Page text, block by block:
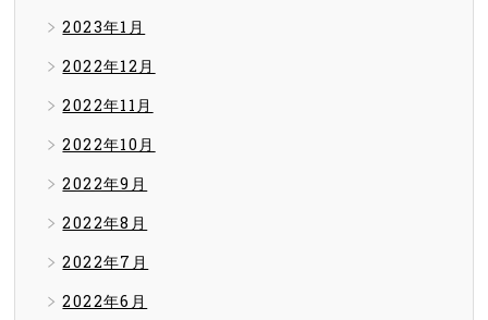
2023年1月
2022年12月
2022年11月
2022年10月
2022年9月
2022年8月
2022年7月
2022年6月